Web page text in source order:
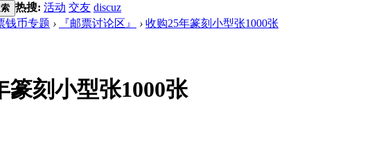
热搜: 活动 交友 discuz
钱币专题 › 『邮票讨论区』 › 收购25年篆刻小型张1000张
篆刻小型张1000张